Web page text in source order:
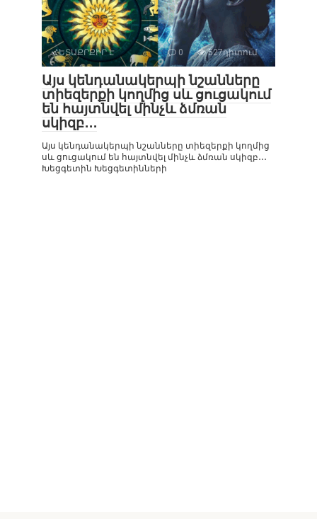
ՀԵՏԱՔՐՔԻՐ Է 0 527դիտում
Այս կենդանակերպի նշանները
տիեզերքի կողմից սև ցուցակում
են հայտնվել մինչև ձմռան
սկիզբ․․․
Այս կենդանակերպի նշանները տիեզերքի կողմից
սև ցուցակում են հայտնվել մինչև ձմռան սկիզբ․․․
Խեցգետին Խեցգետինների